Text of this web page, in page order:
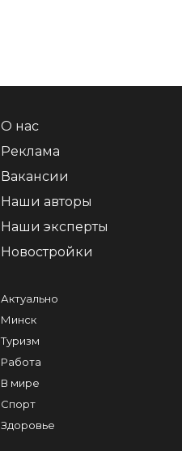
О нас
Реклама
Вакансии
Наши авторы
Наши эксперты
Новостройки
Актуально
Минск
Туризм
Работа
В мире
Спорт
Здоровье